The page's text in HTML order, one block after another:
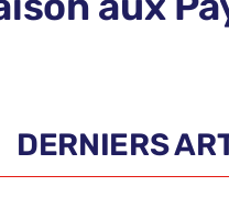
DERNIERS